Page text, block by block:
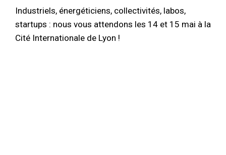
Industriels, énergéticiens, collectivités, labos,
startups : nous vous attendons les 14 et 15 mai à la
Cité Internationale de Lyon !